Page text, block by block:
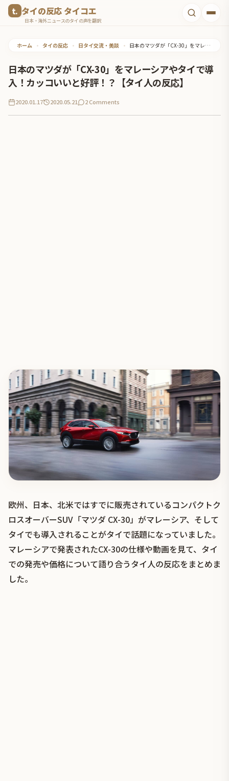
タイの反応 タイコエ
日本・海外ニュースのタイの声を翻訳
ホーム • タイの反応 • 日タイ交流・美談 • 日本のマツダが「CX-30」をマレーシアやタイで導入！カッコいいと好評！？【タイ人の反応】
日本のマツダが「CX-30」をマレーシアやタイで導
入！カッコいいと好評！？【タイ人の反応】
2020.01.17 2020.05.21 2 Comments
欧州、日本、北米ではすでに販売されているコンパクトク
ロスオーバーSUV「マツダ CX-30」がマレーシア、そして
タイでも導入されることがタイで話題になっていました。
マレーシアで発表されたCX-30の仕様や動画を見て、タイ
での発売や価格について語り合うタイ人の反応をまとめま
した。